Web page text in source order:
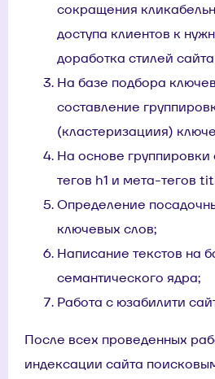
сокращения
доступа клиентов к
доработка стилей
На базе подбора
составление
(кластеризациия)
На основе группировки
тегов h1 и мета-тегов
Определение
ключевых слов;
Написание текстов на
семантического ядра;
Работа с юзабилити
После всех проведенных
индексации сайта